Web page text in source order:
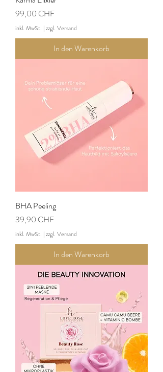
Preis
99,00 CHF
inkl. MwSt. |zzgl. Versand
In den Warenkorb
BHA Peeling
Preis
39,90 CHF
inkl. MwSt. |zzgl. Versand
In den Warenkorb